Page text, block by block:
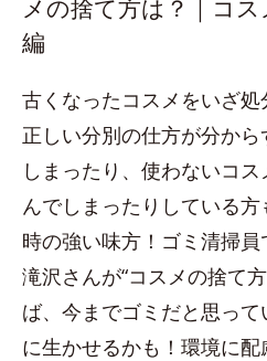
メの捨て方は？｜コ
編
古くなったコスメをいざ処
正しい分別の仕方が分か
しまったり、使わないコ
んでしまったりしている
時の強い味方！ゴミ清掃
滝沢さんが“コスメの捨て
ば、今までゴミだと思っ
に生かせるかも！環境に